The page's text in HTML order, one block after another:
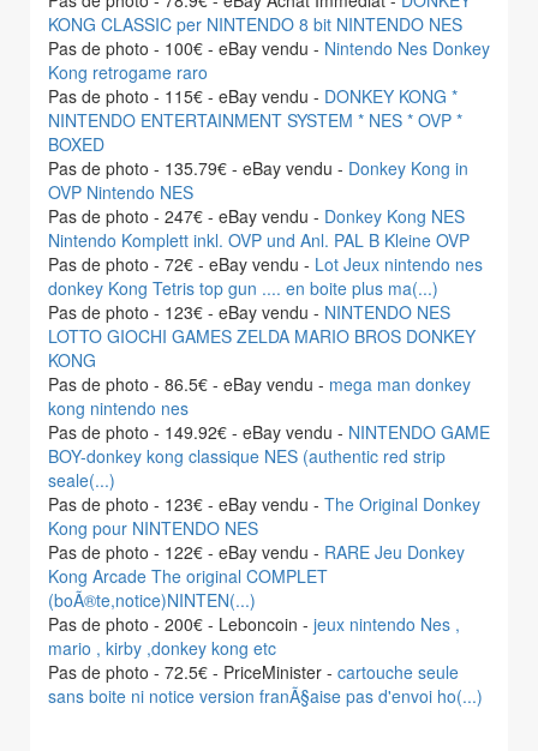
KONG CLASSIC per NINTENDO 8 bit NINTENDO NES
Pas de photo - 100€ - eBay vendu - Nintendo Nes Donkey
Kong retrogame raro
Pas de photo - 115€ - eBay vendu - DONKEY KONG *
NINTENDO ENTERTAINMENT SYSTEM * NES * OVP *
BOXED
Pas de photo - 135.79€ - eBay vendu - Donkey Kong in
OVP Nintendo NES
Pas de photo - 247€ - eBay vendu - Donkey Kong NES
Nintendo Komplett inkl. OVP und Anl. PAL B Kleine OVP
Pas de photo - 72€ - eBay vendu - Lot Jeux nintendo nes
donkey Kong Tetris top gun .... en boite plus ma(...)
Pas de photo - 123€ - eBay vendu - NINTENDO NES
LOTTO GIOCHI GAMES ZELDA MARIO BROS DONKEY
KONG
Pas de photo - 86.5€ - eBay vendu - mega man donkey
kong nintendo nes
Pas de photo - 149.92€ - eBay vendu - NINTENDO GAME
BOY-donkey kong classique NES (authentic red strip
seale(...)
Pas de photo - 123€ - eBay vendu - The Original Donkey
Kong pour NINTENDO NES
Pas de photo - 122€ - eBay vendu - RARE Jeu Donkey
Kong Arcade The original COMPLET
(boÃ®te,notice)NINTEN(...)
Pas de photo - 200€ - Leboncoin - jeux nintendo Nes ,
mario , kirby ,donkey kong etc
Pas de photo - 72.5€ - PriceMinister - cartouche seule
sans boite ni notice version franÃ§aise pas d'envoi ho(...)